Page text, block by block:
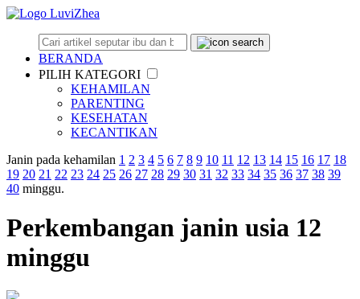
BERANDA
PILIH KATEGORI
KEHAMILAN
PARENTING
KESEHATAN
KECANTIKAN
Janin pada kehamilan 1 2 3 4 5 6 7 8 9 10 11 12 13 14 15 16 17 18
19 20 21 22 23 24 25 26 27 28 29 30 31 32 33 34 35 36 37 38 39
40 minggu.
Perkembangan janin usia 12
minggu